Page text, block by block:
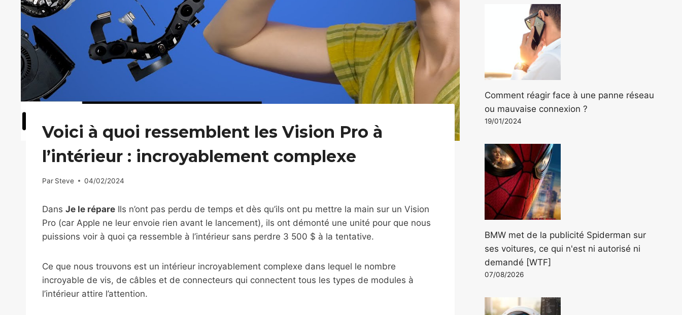
Voici à quoi ressemblent les Vision Pro à
l’intérieur : incroyablement complexe
Par Steve 04/02/2024
Dans Je le répare Ils n’ont pas perdu de temps et dès qu’ils ont pu mettre la main sur un Vision
Pro (car Apple ne leur envoie rien avant le lancement), ils ont démonté une unité pour que nous
puissions voir à quoi ça ressemble à l’intérieur sans perdre 3 500 $ à la tentative.
Ce que nous trouvons est un intérieur incroyablement complexe dans lequel le nombre
incroyable de vis, de câbles et de connecteurs qui connectent tous les types de modules à
l’intérieur attire l’attention.
Comment réagir face à une panne réseau
ou mauvaise connexion ?
19/01/2024
BMW met de la publicité Spiderman sur
ses voitures, ce qui n'est ni autorisé ni
demandé [WTF]
07/08/2026